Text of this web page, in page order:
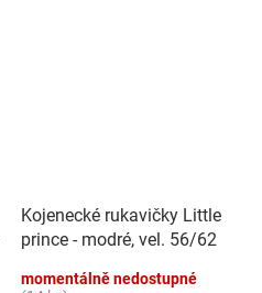
Kojenecké rukavičky Little
prince - modré, vel. 56/62
momentálně nedostupné